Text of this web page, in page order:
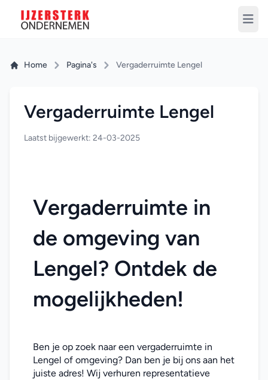
Home Pagina's Vergaderruimte Lengel
Vergaderruimte Lengel
Laatst bijgewerkt: 24-03-2025
Vergaderruimte in
de omgeving van
Lengel? Ontdek de
mogelijkheden!
Ben je op zoek naar een vergaderruimte in
Lengel of omgeving? Dan ben je bij ons aan het
juiste adres! Wij verhuren representatieve